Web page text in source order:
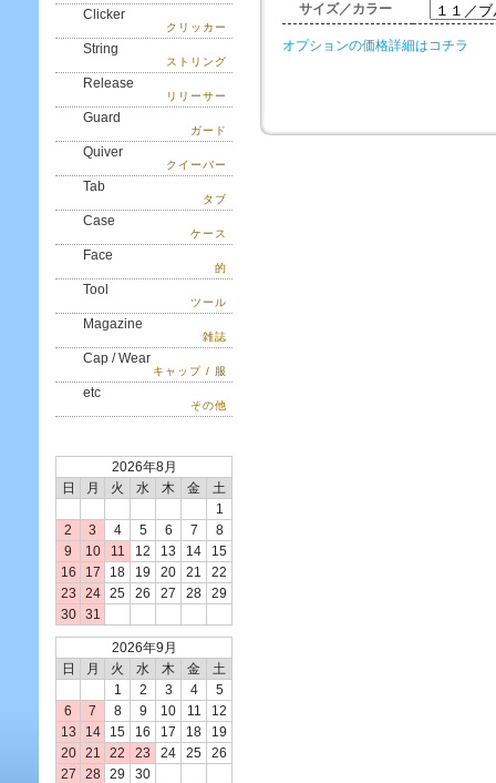
Clicker
クリッカー
String
ストリング
Release
リリーサー
Guard
ガード
Quiver
クイーバー
Tab
タブ
Case
ケース
Face
的
Tool
ツール
Magazine
雑誌
Cap / Wear
キャップ / 服
etc
その他
2026年8月
日
月 火 水 木 金
土
1
2
3 4 5 6 7
8
9
10 11 12 13 14
15
16
17 18 19 20 21
22
23
24 25 26 27 28
29
30
31
2026年9月
日
月 火 水 木 金
土
1
2 3 4
5
6
7 8 9 10 11
12
13
14 15 16 17 18
19
20
21 22 23 24 25
26
27
28 29 30
サイズ／カラー
オプションの価格詳細はコチラ